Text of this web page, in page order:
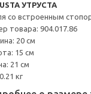
УТРУСТА
со встроенным
товара: 904.017.86
20 см
15 см
21 см
кг